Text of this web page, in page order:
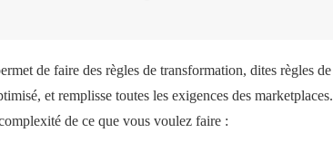
de faire des règles de transformation, dites règles de
et remplisse toutes les exigences des marketplaces.
de ce que vous voulez faire :